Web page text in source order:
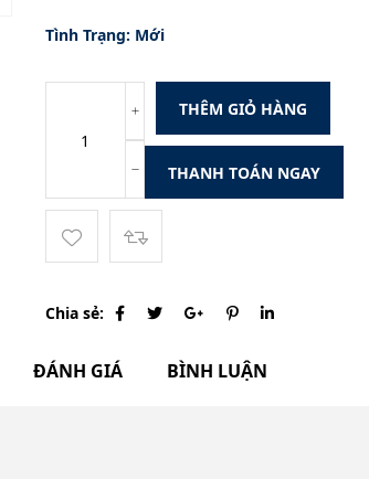
Tình Trạng: Mới
THÊM GIỎ HÀNG
THANH TOÁN NGAY
Chia sẻ:
ĐÁNH GIÁ BÌNH LUẬN